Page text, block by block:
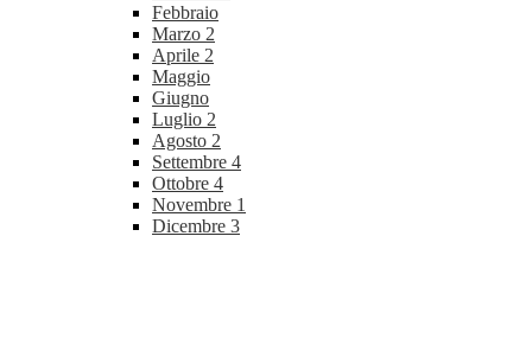
Febbraio
Marzo 2
Aprile 2
Maggio
Giugno
Luglio 2
Agosto 2
Settembre 4
Ottobre 4
Novembre 1
Dicembre 3